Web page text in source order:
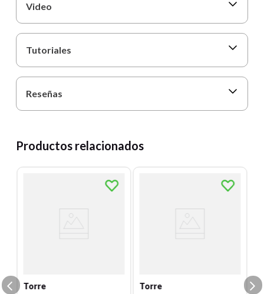
Video
Tutoriales
Reseñas
Productos relacionados
Torre Torre